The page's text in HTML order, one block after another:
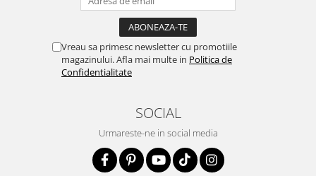
Vreau sa primesc newsletter cu promotiile
magazinului. Afla mai multe in Politica de
Confidentialitate
SOCIAL
Urmareste-ne in social media